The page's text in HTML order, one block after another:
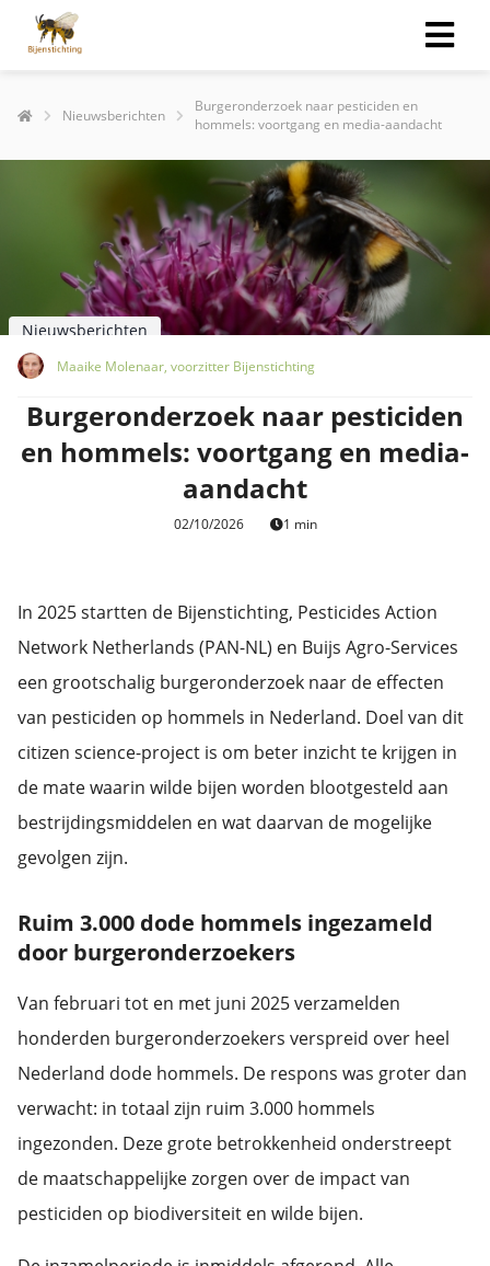
Nieuwsberichten
Burgeronderzoek naar pesticiden en
hommels: voortgang en media-aandacht
Nieuwsberichten
Maaike Molenaar, voorzitter Bijenstichting
Burgeronderzoek naar pesticiden
en hommels: voortgang en media-
aandacht
02/10/2026 1 min
In 2025 startten de Bijenstichting, Pesticides Action
Network Netherlands (PAN-NL) en Buijs Agro-Services
een grootschalig burgeronderzoek naar de effecten
van pesticiden op hommels in Nederland. Doel van dit
citizen science-project is om beter inzicht te krijgen in
de mate waarin wilde bijen worden blootgesteld aan
bestrijdingsmiddelen en wat daarvan de mogelijke
gevolgen zijn.
Ruim 3.000 dode hommels ingezameld
door burgeronderzoekers
Van februari tot en met juni 2025 verzamelden
honderden burgeronderzoekers verspreid over heel
Nederland dode hommels. De respons was groter dan
verwacht: in totaal zijn ruim 3.000 hommels
ingezonden. Deze grote betrokkenheid onderstreept
de maatschappelijke zorgen over de impact van
pesticiden op biodiversiteit en wilde bijen.